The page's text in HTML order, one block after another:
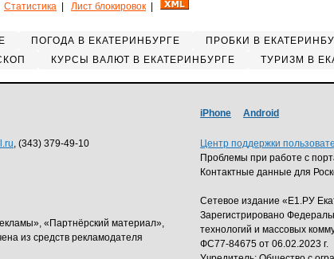
Статистика Лист блокировок
ПОГОДА В ЕКАТЕРИНБУРГЕ ПРОБКИ В
КУРСЫ ВАЛЮТ В ЕКАТЕРИНБУРГЕ ТУРИЗМ В
, (343) 379-49-10
«Партнёрский материал»,
из средств рекламодателя
iPhone Android
Центр поддержки
Проблемы при работе с
Контактные данные для
Сетевое издание «Е1.РУ
Зарегистрировано
технологий и массовых
ФС77-84675 от 06.02.2023 г.